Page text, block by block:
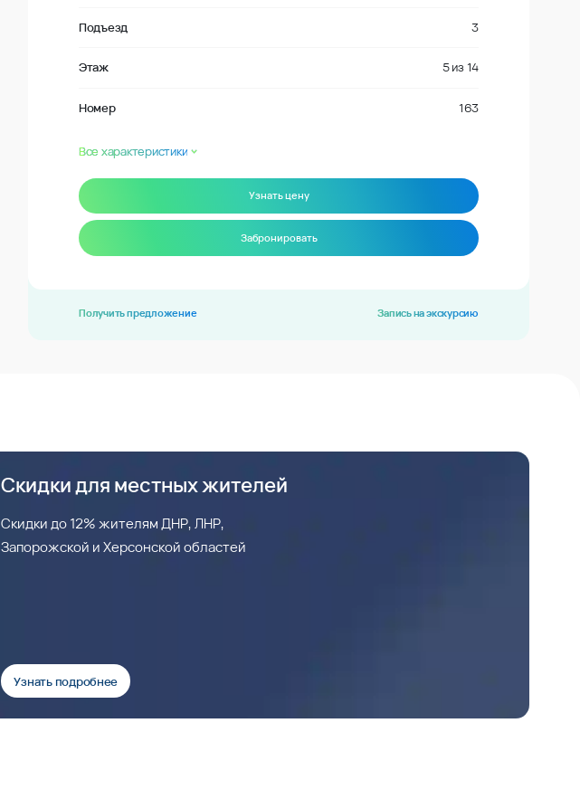
Подъезд 3
Этаж 5из 14
Номер 163
Все характеристики
Узнать цену
Забронировать
Получить предложение Запись на экскурсию
Скидки для местных жителей
Скидки до 12% жителям ДНР, ЛНР,
Запорожской и Херсонской областей
Узнать подробнее